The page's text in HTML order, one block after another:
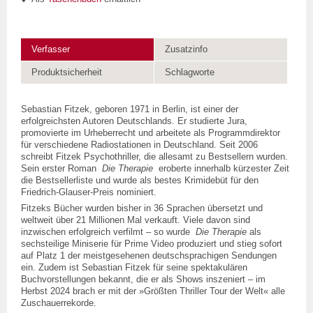
Verfasser Zusatzinfo
Produktsicherheit Schlagworte
Sebastian Fitzek, geboren 1971 in Berlin, ist einer der
erfolgreichsten Autoren Deutschlands. Er studierte Jura,
promovierte im Urheberrecht und arbeitete als Programmdirektor
für verschiedene Radiostationen in Deutschland. Seit 2006
schreibt Fitzek Psychothriller, die allesamt zu Bestsellern wurden.
Sein erster Roman Die Therapie eroberte innerhalb kürzester Zeit
die Bestsellerliste und wurde als bestes Krimidebüt für den
Friedrich-Glauser-Preis nominiert.
Fitzeks Bücher wurden bisher in 36 Sprachen übersetzt und
weltweit über 21 Millionen Mal verkauft. Viele davon sind
inzwischen erfolgreich verfilmt – so wurde Die Therapie als
sechsteilige Miniserie für Prime Video produziert und stieg sofort
auf Platz 1 der meistgesehenen deutschsprachigen Sendungen
ein. Zudem ist Sebastian Fitzek für seine spektakulären
Buchvorstellungen bekannt, die er als Shows inszeniert – im
Herbst 2024 brach er mit der »Größten Thriller Tour der Welt« alle
Zuschauerrekorde.